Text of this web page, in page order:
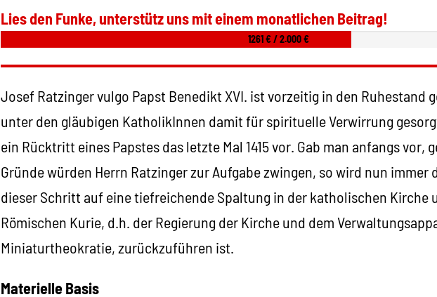
Lies den Funke, unterstütz uns mit einem monatlichen Beitrag!
1261 € / 2.000 €
Josef Ratzinger vulgo Papst Benedikt XVI. ist vorzeitig in den Ruhestand
unter den gläubigen KatholikInnen damit für spirituelle Verwirrung
ein Rücktritt eines Papstes das letzte Mal 1415 vor. Gab man anfangs vor,
Gründe würden Herrn Ratzinger zur Aufgabe zwingen, so wird nun immer
dieser Schritt auf eine tiefreichende Spaltung in der katholischen Kirche
Römischen Kurie, d.h. der Regierung der Kirche und dem
Miniaturtheokratie, zurückzuführen ist.
Materielle Basis